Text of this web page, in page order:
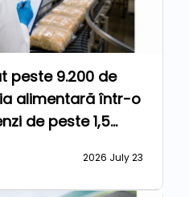
peste 9.200 de
alimentară într-o
de peste 1,5
nereguli
2026 July 23